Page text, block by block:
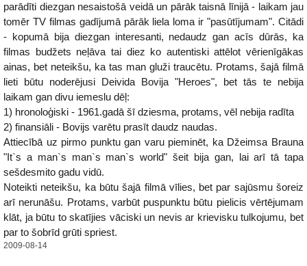
parādīti diezgan nesaistošā veidā un pārāk taisnā līnijā - laikam jau
tomēr TV filmas gadījumā pārāk liela loma ir "pasūtījumam". Citādi
- kopumā bija diezgan interesanti, nedaudz gan acīs dūrās, ka
filmas budžets neļāva tai diez ko autentiski attēlot vērienīgākas
ainas, bet neteikšu, ka tas man gluži traucētu. Protams, šajā filmā
lieti būtu noderējusi Deivida Bovija "Heroes", bet tās te nebija
laikam gan divu iemeslu dēļ:
1) hronoloģiski - 1961.gadā šī dziesma, protams, vēl nebija radīta
2) finansiāli - Bovijs varētu prasīt daudz naudas.
Attiecībā uz pirmo punktu gan varu pieminēt, ka Džeimsa Brauna
"It`s a man`s man`s man`s world" šeit bija gan, lai arī tā tapa
sešdesmito gadu vidū.
Noteikti neteikšu, ka būtu šajā filmā vīlies, bet par sajūsmu šoreiz
arī nerunāšu. Protams, varbūt puspunktu būtu pielicis vērtējumam
klāt, ja būtu to skatījies vāciski un nevis ar krievisku tulkojumu, bet
par to šobrīd grūti spriest.
2009-08-14